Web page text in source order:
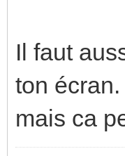
Il faut
ton
mais ca